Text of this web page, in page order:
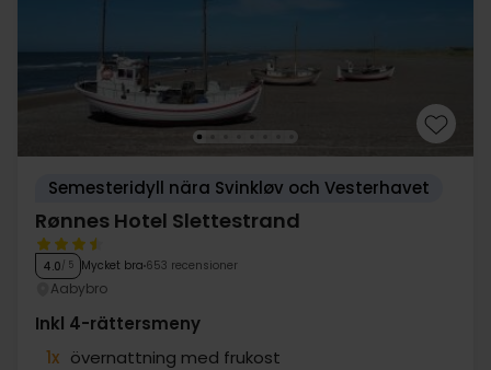
Semesteridyll nära Svinkløv och Vesterhavet
Rønnes Hotel Slettestrand
4.0/ 5 Mycket bra 653 recensioner
Aabybro
Inkl 4-rättersmeny
1x övernattning med frukost